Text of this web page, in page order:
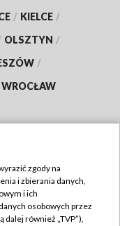
/ KIELCE /
OLSZTYN /
/
WROCŁAW
zgody na
i zbierania danych,
i ich
osobowych przez
dalej również „TVP”),